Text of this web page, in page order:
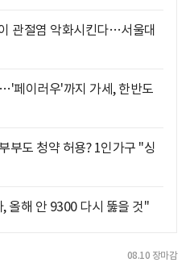
관절염 악화시킨다…서울대
페이러우'까지 가세, 한반도
부도 청약 허용? 1인가구 "싱
올해 안 9300 다시 뚫을 것"
08.10 장마감